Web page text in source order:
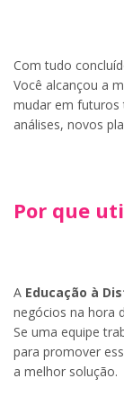
Com tudo
Você alcançou a
mudar em futuros
análises, novos
Por que
A Educação à
negócios na hora
Se uma equipe
para promover
a melhor solução.